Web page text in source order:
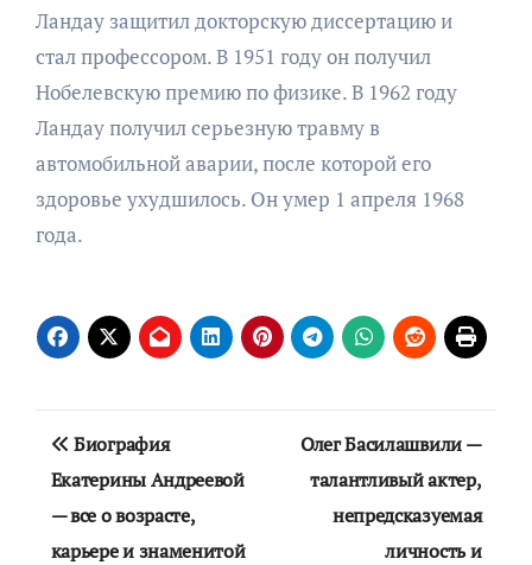
Ландау защитил докторскую диссертацию и
стал профессором. В 1951 году он получил
Нобелевскую премию по физике. В 1962 году
Ландау получил серьезную травму в
автомобильной аварии, после которой его
здоровье ухудшилось. Он умер 1 апреля 1968
года.
Навигация
по
записям
Биография
Екатерины Андреевой
— все о возрасте,
карьере и знаменитой
Олег Басилашвили —
талантливый актер,
непредсказуемая
личность и